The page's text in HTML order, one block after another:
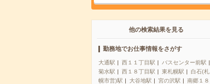
他の検索結果を見る
勤務地でお仕事情報をさがす
大通駅 西１１丁目駅
バスセンター前駅
菊水駅
西１８丁目駅 東札幌駅
白石(札
幌市営)駅
大谷地駅 宮の沢駅
南郷１８